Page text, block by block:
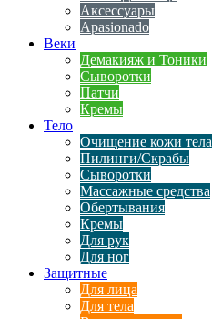
Аксессуары
Apasionado
Веки
Демакияж и Тоники
Сыворотки
Патчи
Кремы
Тело
Очищение кожи тела
Пилинги/Скрабы
Сыворотки
Массажные средства
Обертывания
Кремы
Для рук
Для ног
Защитные
Для лица
Для тела